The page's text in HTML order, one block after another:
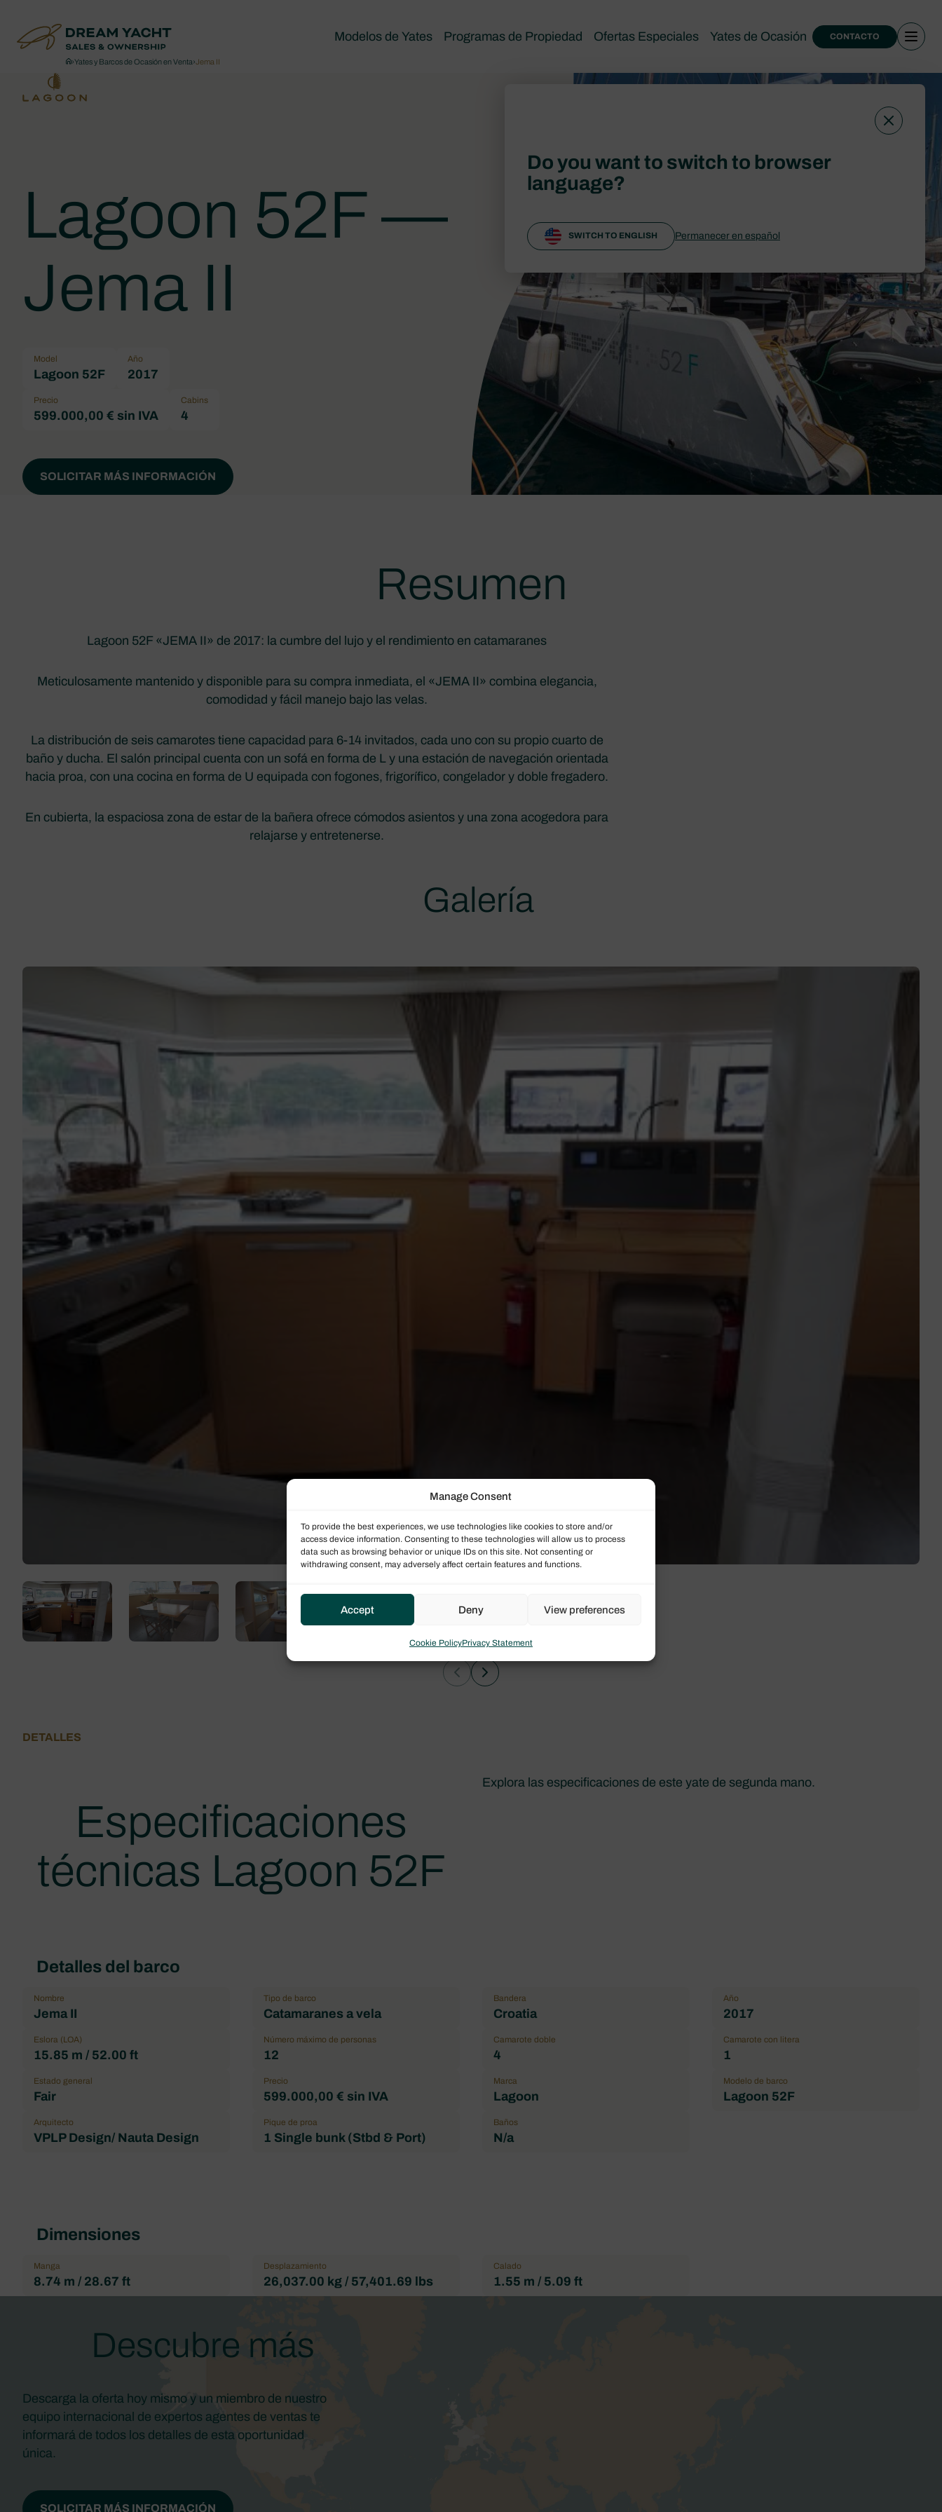
Manage Consent
To provide the best experiences, we use technologies like cookies to store and/or
access device information. Consenting to these technologies will allow us to process
data such as browsing behavior or unique IDs on this site. Not consenting or
withdrawing consent, may adversely affect certain features and functions.
Accept Deny View preferences
Cookie PolicyPrivacy Statement
Modelos de Yates Programas de Propiedad Ofertas Especiales Yates de Ocasión CONTACTO
›Yates y Barcos de Ocasión en Venta›Jema II
Lagoon 52F —
Jema II
Model
Lagoon 52F
Año
2017
Precio
599.000,00 € sin IVA
Cabins
4
SOLICITAR MÁS INFORMACIÓN
Resumen
Lagoon 52F «JEMA II» de 2017: la cumbre del lujo y el rendimiento en catamaranes
Meticulosamente mantenido y disponible para su compra inmediata, el «JEMA II» combina elegancia,
comodidad y fácil manejo bajo las velas.
La distribución de seis camarotes tiene capacidad para 6-14 invitados, cada uno con su propio cuarto de
baño y ducha. El salón principal cuenta con un sofá en forma de L y una estación de navegación orientada
hacia proa, con una cocina en forma de U equipada con fogones, frigorífico, congelador y doble fregadero.
En cubierta, la espaciosa zona de estar de la bañera ofrece cómodos asientos y una zona acogedora para
relajarse y entretenerse.
Galería
DETALLES
Especificaciones
técnicas Lagoon 52F
Explora las especificaciones de este yate de segunda mano.
Detalles del barco
Nombre
Jema II
Tipo de barco
Catamaranes a vela
Bandera
Croatia
Año
2017
Eslora (LOA)
15.85 m / 52.00 ft
Número máximo de personas
12
Camarote doble
4
Camarote con litera
1
Estado general
Fair
Precio
599.000,00 € sin IVA
Marca
Lagoon
Modelo de barco
Lagoon 52F
Arquitecto
VPLP Design/ Nauta Design
Pique de proa
1 Single bunk (Stbd & Port)
Baños
N/a
Dimensiones
Manga
8.74 m / 28.67 ft
Desplazamiento
26,037.00 kg / 57,401.69 lbs
Calado
1.55 m / 5.09 ft
Descubre más
Descarga la oferta hoy mismo y un miembro de nuestro
equipo internacional de expertos agentes de ventas te
informará de todos los detalles de esta oportunidad
única.
SOLICITAR MÁS INFORMACIÓN
Do you want to switch to browser
language?
SWITCH TO ENGLISH Permanecer en español